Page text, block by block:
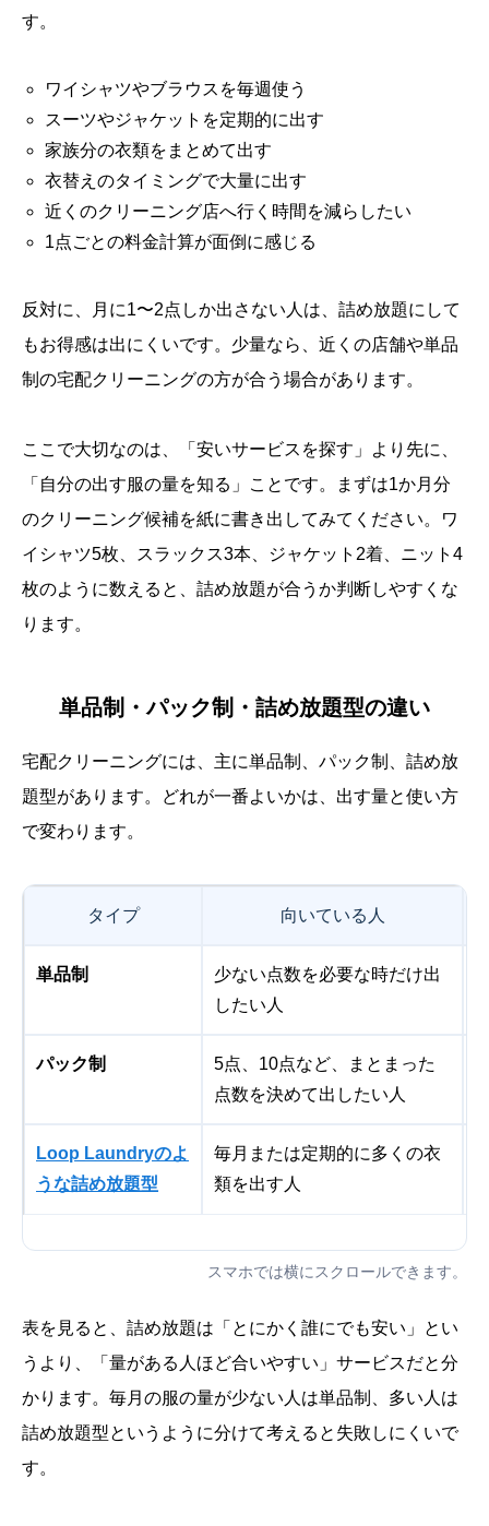
す。
ワイシャツやブラウスを毎週使う
スーツやジャケットを定期的に出す
家族分の衣類をまとめて出す
衣替えのタイミングで大量に出す
近くのクリーニング店へ行く時間を減らしたい
1点ごとの料金計算が面倒に感じる
反対に、月に1〜2点しか出さない人は、詰め放題にして
もお得感は出にくいです。少量なら、近くの店舗や単品
制の宅配クリーニングの方が合う場合があります。
ここで大切なのは、「安いサービスを探す」より先に、
「自分の出す服の量を知る」ことです。まずは1か月分
のクリーニング候補を紙に書き出してみてください。ワ
イシャツ5枚、スラックス3本、ジャケット2着、ニット4
枚のように数えると、詰め放題が合うか判断しやすくな
ります。
単品制・パック制・詰め放題型の違い
宅配クリーニングには、主に単品制、パック制、詰め放
題型があります。どれが一番よいかは、出す量と使い方
で変わります。
タイプ 向いている人
単品制
少ない点数を必要な時だけ出
したい人
パック制
5点、10点など、まとまった
点数を決めて出したい人
Loop Laundryのよ
うな詰め放題型
毎月または定期的に多くの衣
類を出す人
スマホでは横にスクロールできます。
表を見ると、詰め放題は「とにかく誰にでも安い」とい
うより、「量がある人ほど合いやすい」サービスだと分
かります。毎月の服の量が少ない人は単品制、多い人は
詰め放題型というように分けて考えると失敗しにくいで
す。